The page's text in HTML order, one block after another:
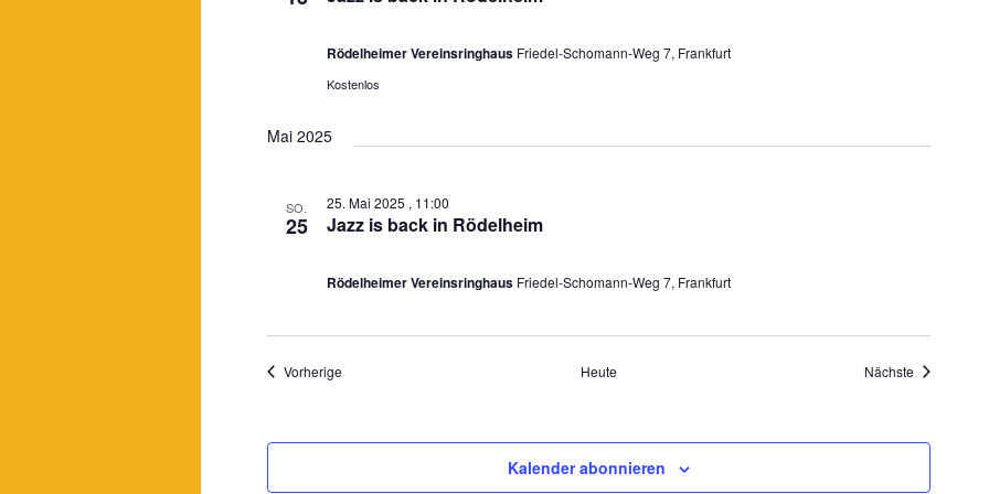
Rödelheimer Vereinsringhaus Friedel-Schomann-Weg 7, Frankfurt
Kostenlos
Mai 2025
SO.
25 Jazz is back in Rödelheim
25. Mai 2025 , 11:00
Rödelheimer Vereinsringhaus Friedel-Schomann-Weg 7, Frankfurt
VorherigeVeranstaltungen Heute Nächste
Kalender abonnieren